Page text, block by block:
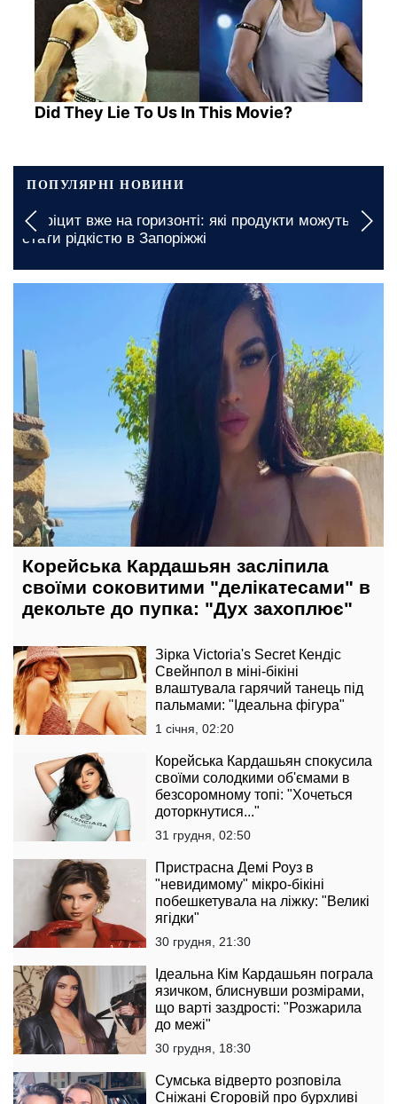
Did They Lie To Us In This Movie?
ПОПУЛЯРНІ НОВИНИ
Дефіцит вже на горизонті: які продукти можуть
стати рідкістю в Запоріжжі
Корейська Кардашьян засліпила
своїми соковитими "делікатесами" в
декольте до пупка: "Дух захоплює"
Зірка Victoria's Secret Кендіс
Свейнпол в міні-бікіні
влаштувала гарячий танець під
пальмами: "Ідеальна фігура"
1 січня, 02:20
Корейська Кардашьян спокусила
своїми солодкими об'ємами в
безсоромному топі: "Хочеться
доторкнутися..."
31 грудня, 02:50
Пристрасна Демі Роуз в
"невидимому" мікро-бікіні
побешкетувала на ліжку: "Великі
ягідки"
30 грудня, 21:30
Ідеальна Кім Кардашьян пограла
язичком, блиснувши розмірами,
що варті заздрості: "Розжарила
до межі"
30 грудня, 18:30
Сумська відверто розповіла
Сніжані Єгоровій про бурхливі